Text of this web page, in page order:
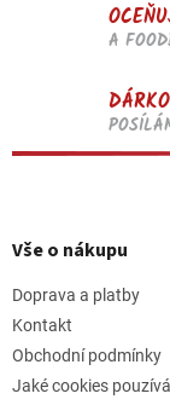
A
pVše o nákupu
Doprava a platby
Kontakt
Obchodní podmínky
Jaké cookies